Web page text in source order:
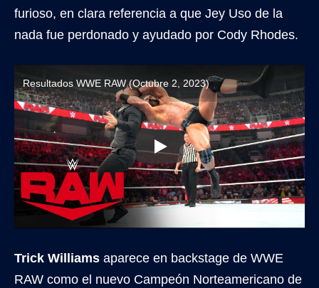
furioso, en clara referencia a que Jey Uso de la
nada fue perdonado y ayudado por Cody Rhodes.
Resultados WWE RAW (Octubre 2, 2023)
Trick Williams aparece en backstage de WWE
RAW como el nuevo Campeón Norteamericano de